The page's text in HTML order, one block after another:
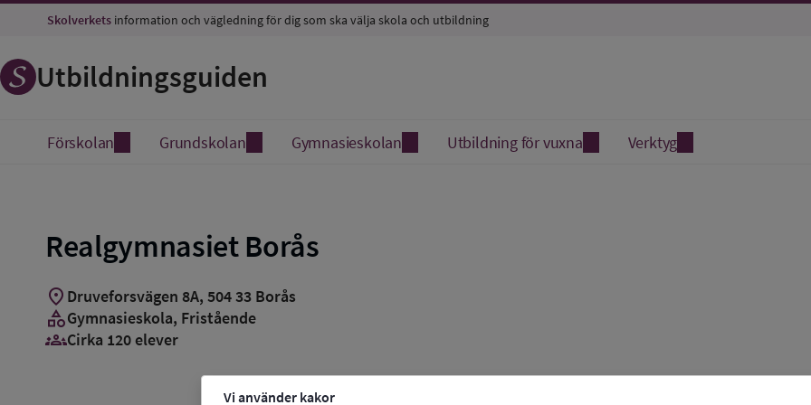
Vi använder kakor
Skolverkets information och vägledning för dig som ska välja skola och utbildning
Utbildningsguiden
Förskolan Grundskolan Gymnasieskolan Utbildning för vuxna Verktyg
Realgymnasiet Borås
location_on Druveforsvägen 8A, 504 33 Borås
categoryGymnasieskola, Fristående
groups_3Cirka 120 elever